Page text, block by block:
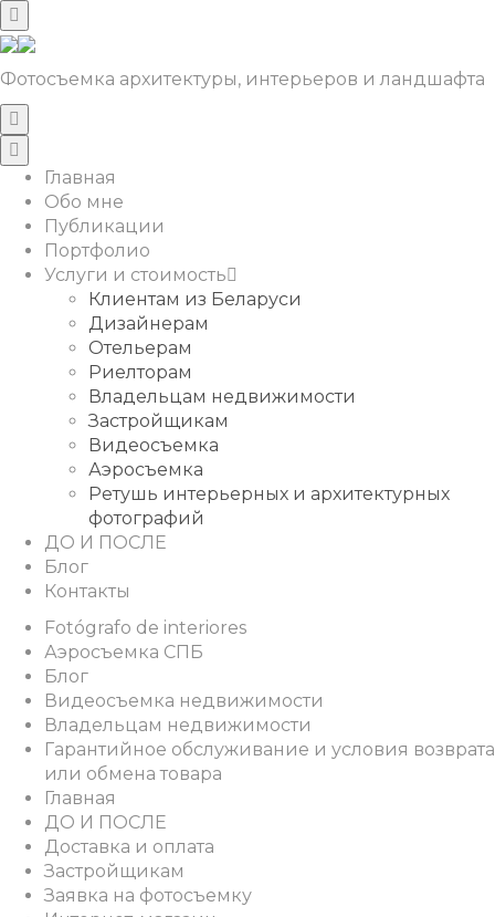
Фотосъемка архитектуры, интерьеров и ландшафта
Главная
Обо мне
Публикации
Портфолио
Услуги и стоимость
Клиентам из Беларуси
Дизайнерам
Отельерам
Риелторам
Владельцам недвижимости
Застройщикам
Видеосъемка
Аэросъемка
Ретушь интерьерных и архитектурных
фотографий
ДО И ПОСЛЕ
Блог
Контакты
Fotógrafo de interiores
Аэросъемка СПБ
Блог
Видеосъемка недвижимости
Владельцам недвижимости
Гарантийное обслуживание и условия возврата
или обмена товара
Главная
ДО И ПОСЛЕ
Доставка и оплата
Застройщикам
Заявка на фотосъемку